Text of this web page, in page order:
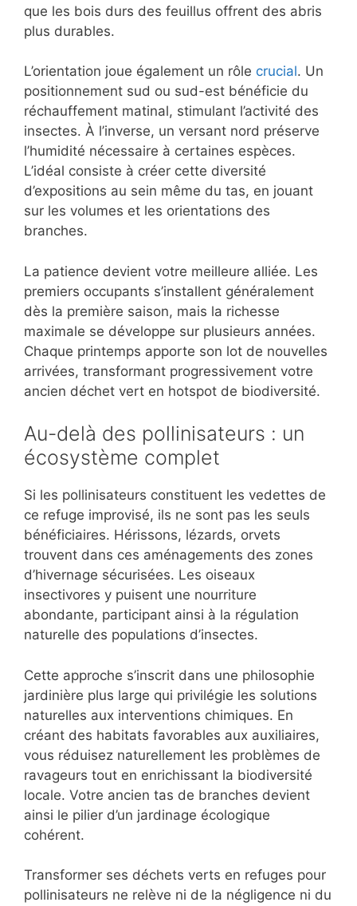
que les bois durs des feuillus offrent des abris
plus durables.
L’orientation joue également un rôle crucial. Un
positionnement sud ou sud-est bénéficie du
réchauffement matinal, stimulant l’activité des
insectes. À l’inverse, un versant nord préserve
l’humidité nécessaire à certaines espèces.
L’idéal consiste à créer cette diversité
d’expositions au sein même du tas, en jouant
sur les volumes et les orientations des
branches.
La patience devient votre meilleure alliée. Les
premiers occupants s’installent généralement
dès la première saison, mais la richesse
maximale se développe sur plusieurs années.
Chaque printemps apporte son lot de nouvelles
arrivées, transformant progressivement votre
ancien déchet vert en hotspot de biodiversité.
Au-delà des pollinisateurs : un
écosystème complet
Si les pollinisateurs constituent les vedettes de
ce refuge improvisé, ils ne sont pas les seuls
bénéficiaires. Hérissons, lézards, orvets
trouvent dans ces aménagements des zones
d’hivernage sécurisées. Les oiseaux
insectivores y puisent une nourriture
abondante, participant ainsi à la régulation
naturelle des populations d’insectes.
Cette approche s’inscrit dans une philosophie
jardinière plus large qui privilégie les solutions
naturelles aux interventions chimiques. En
créant des habitats favorables aux auxiliaires,
vous réduisez naturellement les problèmes de
ravageurs tout en enrichissant la biodiversité
locale. Votre ancien tas de branches devient
ainsi le pilier d’un jardinage écologique
cohérent.
Transformer ses déchets verts en refuges pour
pollinisateurs ne relève ni de la négligence ni du